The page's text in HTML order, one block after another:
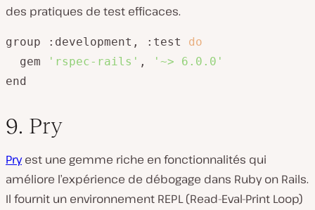
des pratiques de test efficaces.
group :development, :test do
  gem
'rspec-rails' ,
'~> 6.0.0'
end
9. Pry
Pryest une gemme riche en fonctionnalités qui
améliore l’expérience de débogage dans Ruby on Rails.
Il fournit un environnement REPL (Read-Eval-Print Loop)